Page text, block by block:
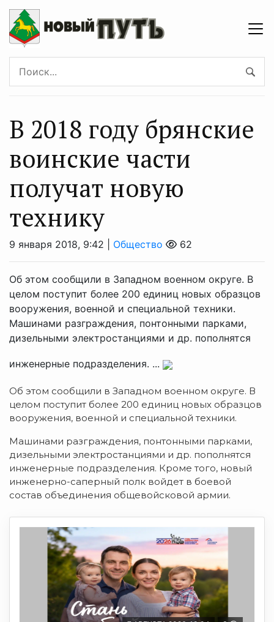
В 2018 году брянские
воинские части
получат новую
технику
9 января 2018, 9:42 | Общество 62
Об этом сообщили в Западном военном округе. В
целом поступит более 200 единиц новых образцов
вооружения, военной и специальной техники.
Машинами разграждения, понтонными парками,
дизельными электростанциями и др. пополнятся
инженерные подразделения. ...
Об этом сообщили в Западном военном округе. В
целом поступит более 200 единиц новых образцов
вооружения, военной и специальной техники.
Машинами разграждения, понтонными парками,
дизельными электростанциями и др. пополнятся
инженерные подразделения. Кроме того, новый
инженерно-саперный полк войдет в боевой
состав объединения общевойсковой армии.